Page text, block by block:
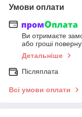
Умови оплати
Ви отримаєте
або гроші
Детальніше
Післяплата
Всі умови оплати